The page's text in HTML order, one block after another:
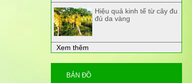
Hiệu quả kinh tế từ cây đu
đủ da vàng
Xem thêm
BẢN ĐỒ